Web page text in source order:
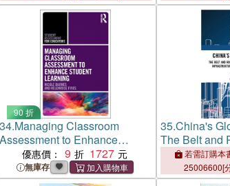
90 折
34.Managing Classroom
Assessment to Enhance
Student Learning
優惠價： 9 1727
無庫存
35.China's
The Belt and
(BRI) and
Investment
Volume II
若需訂購本
25006600[